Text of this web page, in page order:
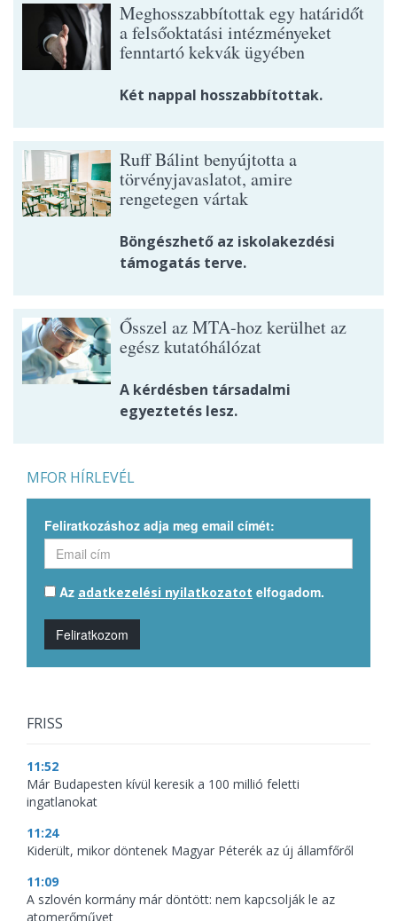
Meghosszabbítottak egy határidőt
a felsőoktatási intézményeket
fenntartó kekvák ügyében
Két nappal hosszabbítottak.
Ruff Bálint benyújtotta a
törvényjavaslatot, amire
rengetegen vártak
Böngészhető az iskolakezdési
támogatás terve.
Ősszel az MTA-hoz kerülhet az
egész kutatóhálózat
A kérdésben társadalmi
egyeztetés lesz.
MFOR HÍRLEVÉL
Feliratkozáshoz adja meg email címét:
Az adatkezelési nyilatkozatot elfogadom.
Feliratkozom
FRISS
11:52
Már Budapesten kívül keresik a 100 millió feletti
ingatlanokat
11:24
Kiderült, mikor döntenek Magyar Péterék az új államfőről
11:09
A szlovén kormány már döntött: nem kapcsolják le az
atomerőművet